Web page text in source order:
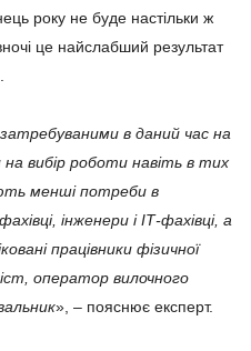
року не буде настільки ж
це найслабший результат
в даний час на
вибір роботи навіть в тих
менші потреби в
інженери і ІТ-фахівці, а
працівники фізичної
оператор вилочного
», – пояснює експерт.